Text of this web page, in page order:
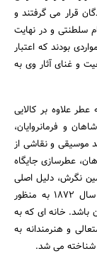
قرار می گرفتند و
سلطنتی و در نهایت
بودند که اعتبار
و غنای آثار وی به
علاوه بر کالایی
و فرمانروایان،
موسیقی و نقاشی از
عطرسازی جایگاه
نگرش، دلیل اصلی
ملکه ویکتوریا برای اعطای بالاترین نشان سلطنتی در سال 1872 به منظور
خانه ای که به
و هنرمندانه به
شناخته می شد.